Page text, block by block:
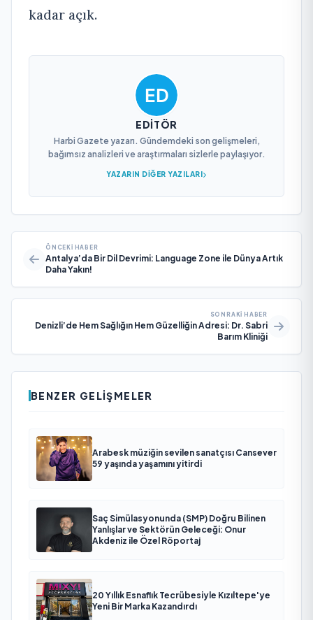
kadar açık.
EDITÖR
Harbi Gazete yazarı. Gündemdeki son gelişmeleri,
bağımsız analizleri ve araştırmaları sizlerle paylaşıyor.
YAZARIN DIĞER YAZILARI
ÖNCEKI HABER
Antalya’da Bir Dil Devrimi: Language Zone ile Dünya Artık
Daha Yakın!
SONRAKI HABER
Denizli’de Hem Sağlığın Hem Güzelliğin Adresi: Dr. Sabri
Barım Kliniği
BENZER GELIŞMELER
Arabesk müziğin sevilen sanatçısı Cansever
59 yaşında yaşamını yitirdi
Saç Simülasyonunda (SMP) Doğru Bilinen
Yanlışlar ve Sektörün Geleceği: Onur
Akdeniz ile Özel Röportaj
20 Yıllık Esnaflık Tecrübesiyle Kızıltepe'ye
Yeni Bir Marka Kazandırdı